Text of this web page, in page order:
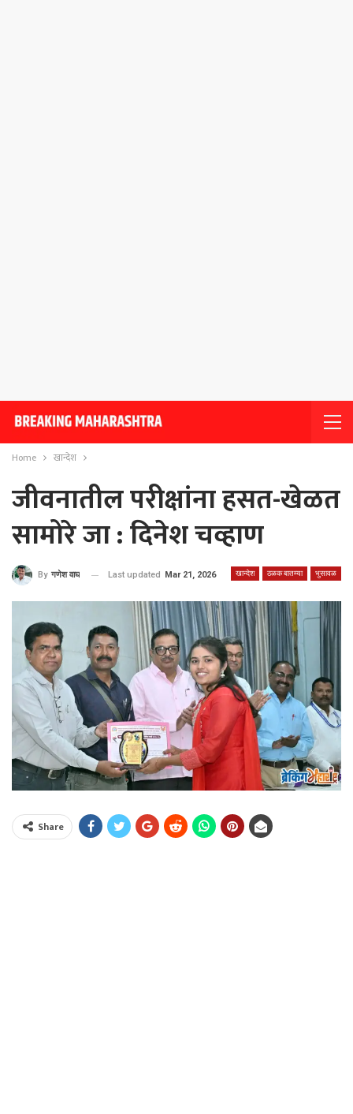
Home खान्देश
जीवनातील परीक्षांना हसत-खेळत
सामोरे जा : दिनेश चव्हाण
खान्देश ठळक बातम्या भुसावळ
By गणेश वाघ Last updated Mar 21, 2026
Share